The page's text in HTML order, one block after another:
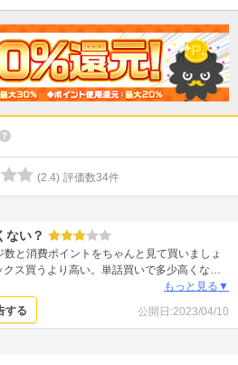
(2.4) 評価数34件
ない？
と消費ポイントをちゃんと見て買いましょ
ス買うより高い。単話買いで多少高くなる
月刊の単話でちょっと少ない位のページ数で
気がするのは私だけ？ 漫画は面白いし、作
違和感がある人もいると思いますが、私はア
もっと見る▼
する 公開日:2023/04/10